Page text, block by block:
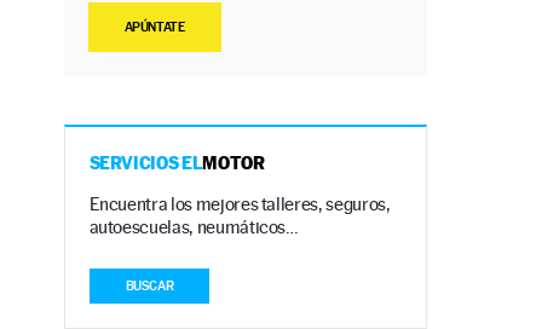
APÚNTATE
SERVICIOS ELMOTOR
Encuentra los mejores talleres, seguros,
autoescuelas, neumáticos…
BUSCAR